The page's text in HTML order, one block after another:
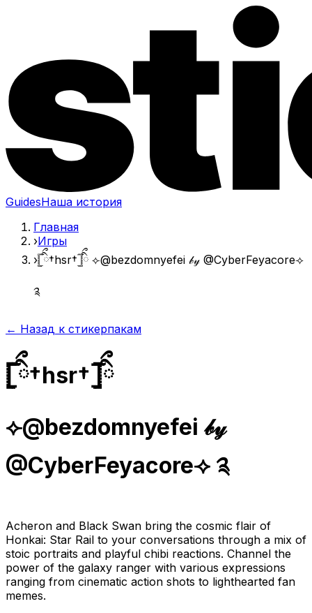
GuidesНаша история
Главная
›Игры
›𓊈ིྀ†hsr†𓊉ིྀ ⟣@bezdomnyefei 𝒷𝓎 @CyberFeyacore⟢
༉
← Назад к стикерпакам
𓊈ིྀ†hsr†𓊉ིྀ
⟣@bezdomnyefei 𝒷𝓎
@CyberFeyacore⟢ ༉
Acheron and Black Swan bring the cosmic flair of
Honkai: Star Rail to your conversations through a mix of
stoic portraits and playful chibi reactions. Channel the
power of the galaxy ranger with various expressions
ranging from cinematic action shots to lighthearted fan
memes.